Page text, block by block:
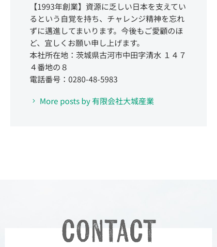
【1993年創業】資源に乏しい日本を支えてい
るという自覚を持ち、チャレンジ精神を忘れ
ずに邁進してまいります。今後もご愛顧のほ
ど、宜しくお願い申し上げます。
本社所在地：茨城県古河市中田字清水 １４７
４番地の８
電話番号：0280-48-5983
More posts by 有限会社大城産業